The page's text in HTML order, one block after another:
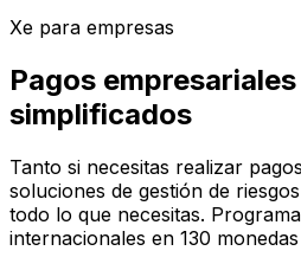
Xe para empresas
Pagos
simplificados
Tanto si necesitas realizar
soluciones de gestión de
todo lo que necesitas.
internacionales en 130